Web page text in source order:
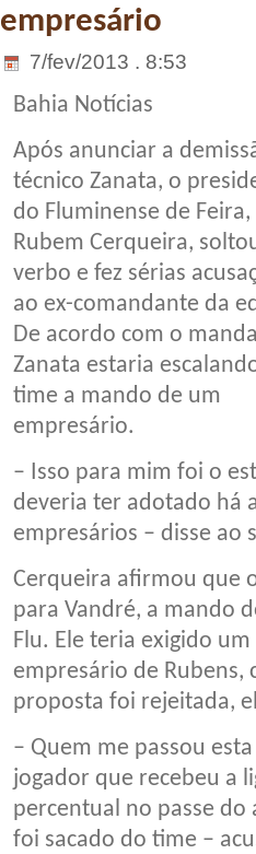
empresário
7/fev/2013 . 8:53
Bahia Notícias
Após anunciar a
técnico Zanata, o
do Fluminense de Feira,
Rubem Cerqueira,
verbo e fez sérias
ao ex-comandante da
De acordo com o
Zanata estaria
time a mando de um
empresário.
– Isso para mim foi o
deveria ter adotado há
empresários – disse ao
Cerqueira afirmou que
para Vandré, a mando
Flu. Ele teria exigido
empresário de Rubens,
proposta foi rejeitada,
– Quem me passou
jogador que recebeu a
percentual no passe
foi sacado do time –